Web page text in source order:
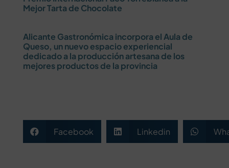
Mejor Tarta de Chocolate
Alicante Gastronómica incorpora el Aula de
Queso, un nuevo espacio experiencial
dedicado a la producción artesana de los
mejores productos de la provincia
 Facebook  Linkedin 